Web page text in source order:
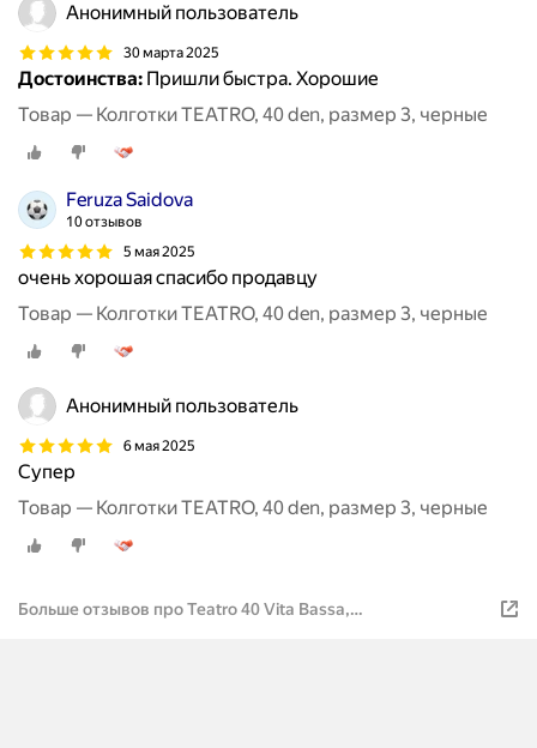
Анонимный пользователь
30 марта 2025
Достоинства: Пришли быстра. Хорошие
Товар — Колготки TEATRO, 40 den, размер 3, черные
Feruza Saidova
10 отзывов
5 мая 2025
очень хорошая спасибо продавцу
Товар — Колготки TEATRO, 40 den, размер 3, черные
Анонимный пользователь
6 мая 2025
Супер
Товар — Колготки TEATRO, 40 den, размер 3, черные
Больше отзывов про Teatro 40 Vita Bassa,